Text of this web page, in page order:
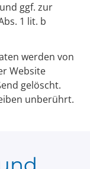
ggf. zur
1 lit. b
werden von
Website
gelöscht.
unberührt.